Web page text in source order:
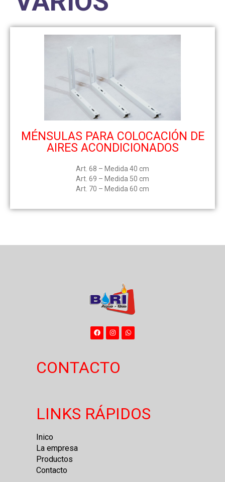
MÉNSULAS PARA COLOCACIÓN DE
AIRES ACONDICIONADOS
Art. 68 – Medida 40 cm
Art. 69 – Medida 50 cm
Art. 70 – Medida 60 cm
CONTACTO
LINKS RÁPIDOS
Inico
La empresa
Productos
Contacto